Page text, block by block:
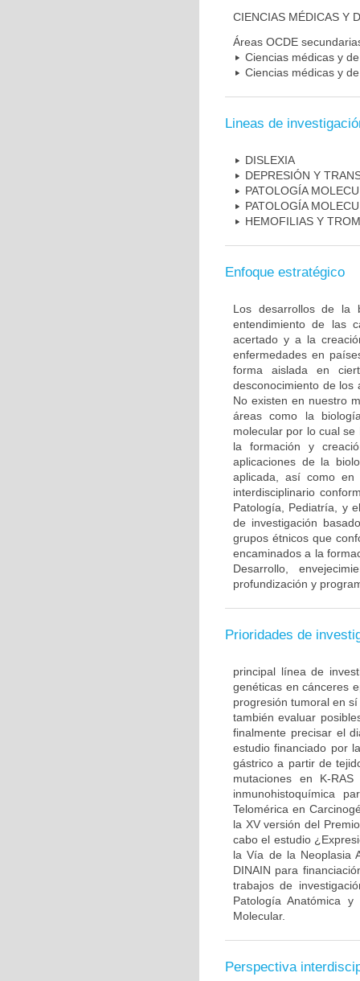
CIENCIAS MÉDICAS Y
Áreas OCDE
Ciencias médicas y
Ciencias médicas y
Lineas de
DISLEXIA
DEPRESIÓN Y
PATOLOGÍA
PATOLOGÍA
HEMOFILIAS Y
Enfoque estratégico
Los desarrollos de la
entendimiento de las
acertado y a la
enfermedades en
forma aislada en
desconocimiento de los
No existen en nuestro
áreas como la
molecular por lo cual
la formación y
aplicaciones de la
aplicada, así como en
interdisciplinario
Patología, Pediatría, y
de investigación
grupos étnicos que
encaminados a la
Desarrollo,
profundización y
Prioridades de
principal línea de
genéticas en cánceres
progresión tumoral en
también evaluar
finalmente precisar el
estudio financiado por
gástrico a partir de
mutaciones en K-
inmunohistoquímica
Telomérica en
la XV versión del
cabo el estudio
la Vía de la Neoplasia
DINAIN para
trabajos de
Patología Anatómica
Molecular.
Perspectiva